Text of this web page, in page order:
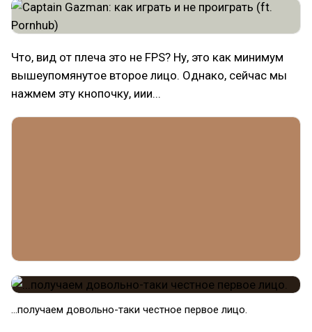
Что, вид от плеча это не FPS? Ну, это как минимум
вышеупомянутое второе лицо. Однако, сейчас мы
нажмем эту кнопочку, иии...
...получаем довольно-таки честное первое лицо.